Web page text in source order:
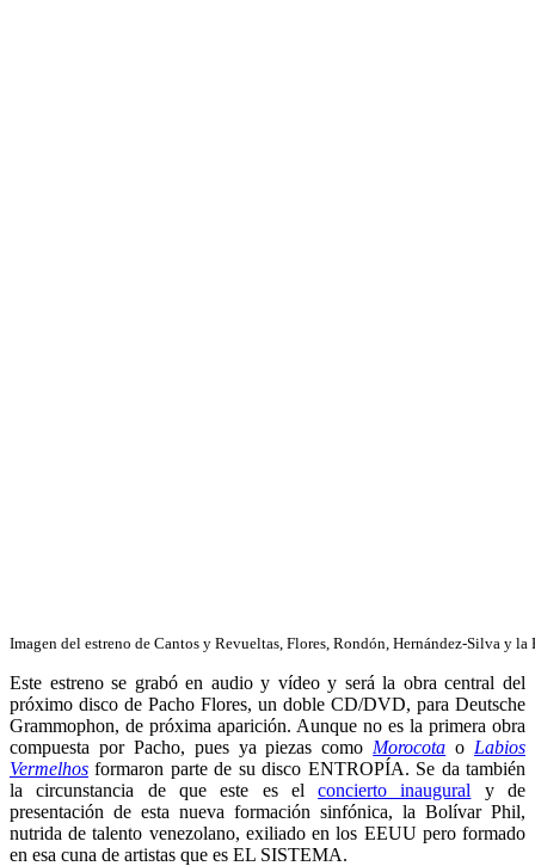
Imagen del estreno de Cantos y Revueltas, Flores, Rondón, Hernández-Silva y
Este estreno se grabó en audio y vídeo y será la obra central del
próximo disco de Pacho Flores, un doble CD/DVD, para Deutsche
Grammophon, de próxima aparición. Aunque no es la primera obra
compuesta por Pacho, pues ya piezas como Morocota o Labios
Vermelhos formaron parte de su disco ENTROPÍA. Se da también
la circunstancia de que este es elconcierto inaugural y de
presentación de esta nueva formación sinfónica, la Bolívar Phil,
nutrida de talento venezolano, exiliado en los EEUU pero formado
en esa cuna de artistas que es EL SISTEMA.